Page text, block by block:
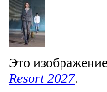
Это
Resort 2027.